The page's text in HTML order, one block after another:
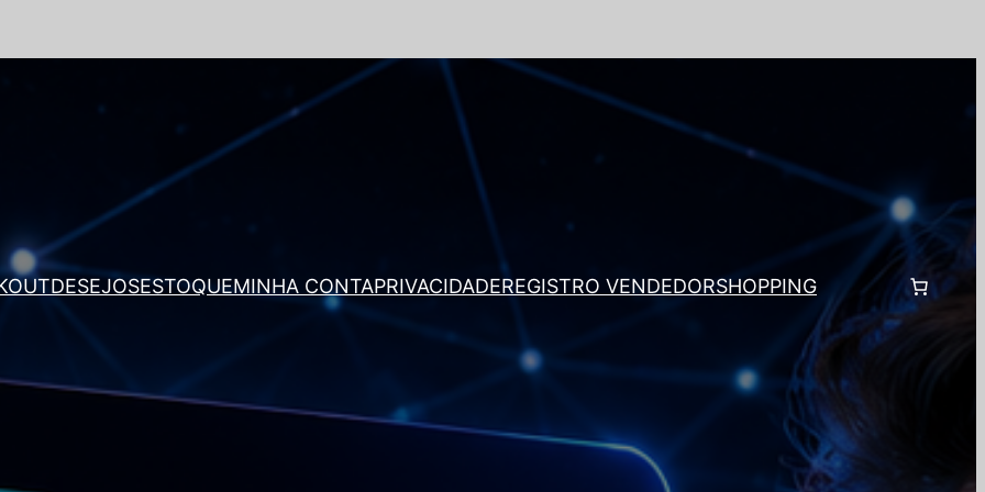
DESEJOSESTOQUEMINHA CONTAPRIVACIDADEREGISTRO VENDEDORSHOPPING